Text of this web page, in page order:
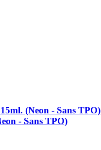
(Neon - Sans TPO)
- Sans TPO)